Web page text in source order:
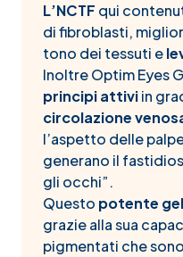
L’NCTF qui
di fibroblasti,
tono dei tessuti e
Inoltre Optim Eyes
principi attiviin
circolazione
l’aspetto delle
generano il
gli occhi”.
Questo potente
grazie alla sua
pigmentati che